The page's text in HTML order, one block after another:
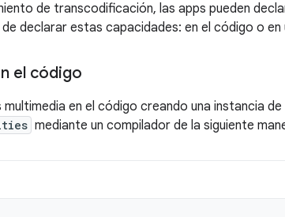
de transcodificación, las apps pueden
declarar estas capacidades: en el código o en
el código
en el código creando una instancia
mediante un compilador de la siguiente